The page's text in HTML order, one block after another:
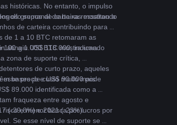
históricas. No entanto, o impulso
semanal de baixa ressaltou a
os grupos de carteiras mostrando
de carteira contribuindo para a
de 1 a 10 BTC retomaram as
atingiu US$ 118.000, indicando
100 a 1.000 BTC mostra uma
zona de suporte crítica,
de curto prazo, aqueles
bases de custo muito mais
preço e US$ 90.000 pode
89.000 identificada como a
fraqueza entre agosto e
e menor busca por lucros por
(-39,8%) e 2021 (-23%).
Se esse nível de suporte se